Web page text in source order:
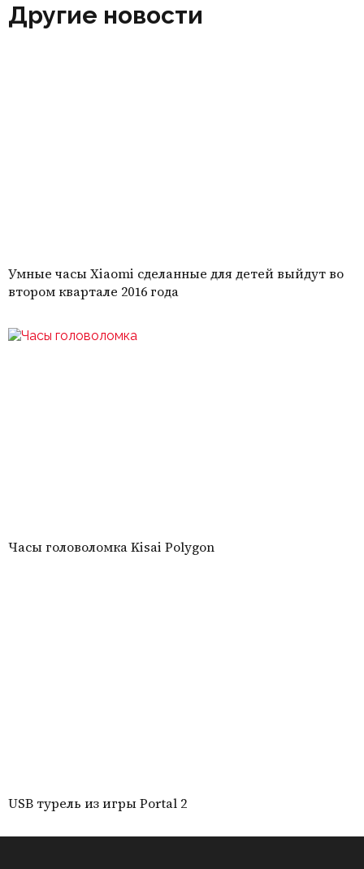
Другие новости
Умные часы Xiaomi сделанные для детей выйдут во
втором квартале 2016 года
Часы головоломка Kisai Polygon
USB турель из игры Portal 2